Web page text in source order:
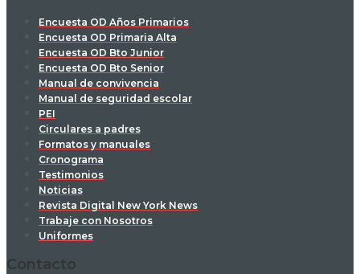
Encuesta OD Años Primarios
Encuesta OD Primaria Alta
Encuesta OD Bto Junior
Encuesta OD Bto Senior
Manual de convivencia
Manual de seguridad escolar
PEI
Circulares a padres
Formatos y manuales
Cronograma
Testimonios
Noticias
Revista Digital New York News
Trabaje con Nosotros
Uniformes
Contacto